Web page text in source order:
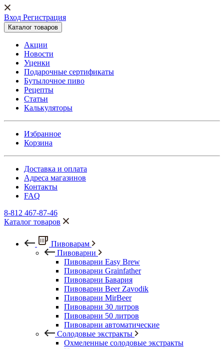
Вход Регистрация
Каталог товаров
Акции
Новости
Уценки
Подарочные сертификаты
Бутылочное пиво
Рецепты
Статьи
Калькуляторы
Избранное
Корзина
Доставка и оплата
Адреса магазинов
Контакты
FAQ
8-812 467-87-46
Каталог товаров
Пивоварам
Пивоварни
Пивоварни Easy Brew
Пивоварни Grainfather
Пивоварни Бавария
Пивоварни Beer Zavodik
Пивоварни MirBeer
Пивоварни 30 литров
Пивоварни 50 литров
Пивоварни автоматические
Солодовые экстракты
Охмеленные солодовые экстракты